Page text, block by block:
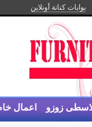
بوابات كنانة أونلاين
زوزو اعمال